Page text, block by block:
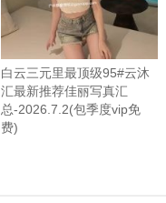
白云三元里最顶级95#云沐
汇最新推荐佳丽写真汇
总-2026.7.2(包季度vip免
费)